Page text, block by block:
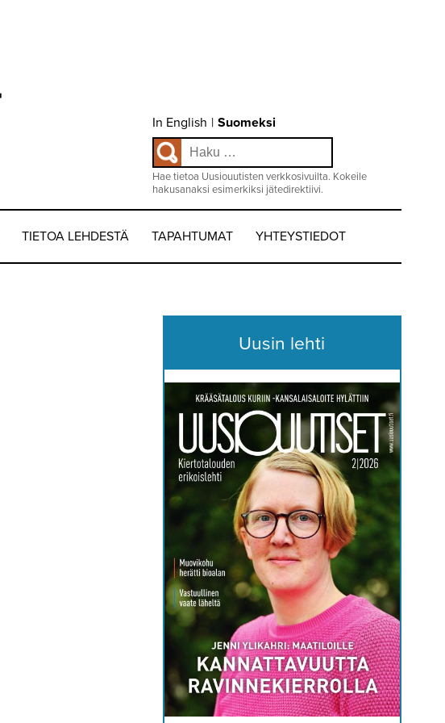
Choose
language
Valitse
kieli:
In English | Suomeksi
Haku:
Hae tietoa Uusiouutisten verkkosivuilta. Kokeile
hakusanaksi esimerkiksi jätedirektiivi.
TIETOA LEHDESTÄ TAPAHTUMAT YHTEYSTIEDOT
Uusin lehti